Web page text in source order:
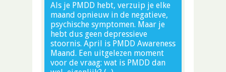
Als je PMDD hebt, verzuip je elke
maand opnieuw in de negatieve,
psychische symptomen. Maar je
hebt dus geen depressieve
stoornis. April is PMDD Awareness
Maand. Een uitgelezen moment
voor de vraag: wat is PMDD dan